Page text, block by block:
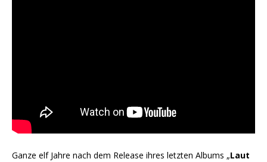
Ganze elf Jahre nach dem Release ihres letzten Albums „Laut